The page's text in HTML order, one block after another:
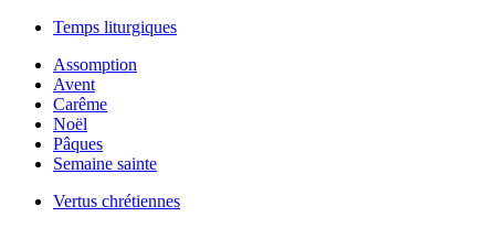
Temps liturgiques
Assomption
Avent
Carême
Noël
Pâques
Semaine sainte
Vertus chrétiennes